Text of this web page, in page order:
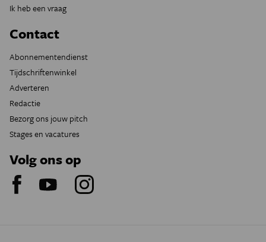
Ik heb een vraag
Contact
Abonnementendienst
Tijdschriftenwinkel
Adverteren
Redactie
Bezorg ons jouw pitch
Stages en vacatures
Volg ons op